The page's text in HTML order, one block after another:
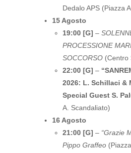
Dedalo APS (Piazza
15 Agosto
19:00 [G] –
PROCESSIONE
SOCCORSO (Centro
22:00 [G] –
2026: L. Schillaci &
Special Guest S.
A. Scandaliato)
16 Agosto
21:00 [G] – “Grazie
Pippo Graffeo